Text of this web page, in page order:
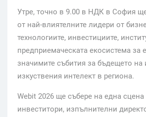
Утре, точно в 9.00 в НДК в София
от най-влиятелните лидери от
технологиите, инвестициите,
предприемаческата екосистема за
значимите събития за бъдещето на
изкуствения интелект в региона.
Webit 2026 ще събере на една
инвеститори, изпълнителни